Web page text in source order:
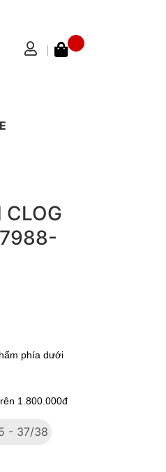
CLOG
phía dưới
1.800.000đ
- 37/38